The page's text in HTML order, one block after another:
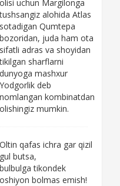
olisi uchun Margilonga
tushsangiz alohida Atlas
sotadigan Qumtepa
bozoridan, juda ham ota
sifatli adras va shoyidan
tikilgan sharflarni
dunyoga mashxur
Yodgorlik deb
nomlangan kombinatdan
olishingiz mumkin.
Oltin qafas ichra gar qizil
gul butsa,
bulbulga tikondek
oshiyon bolmas emish!